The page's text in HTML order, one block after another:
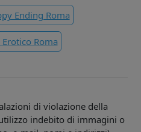
Ending Roma
Roma
di violazione della
indebito di immagini o